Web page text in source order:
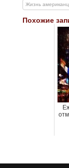
Жизнь
Похожие